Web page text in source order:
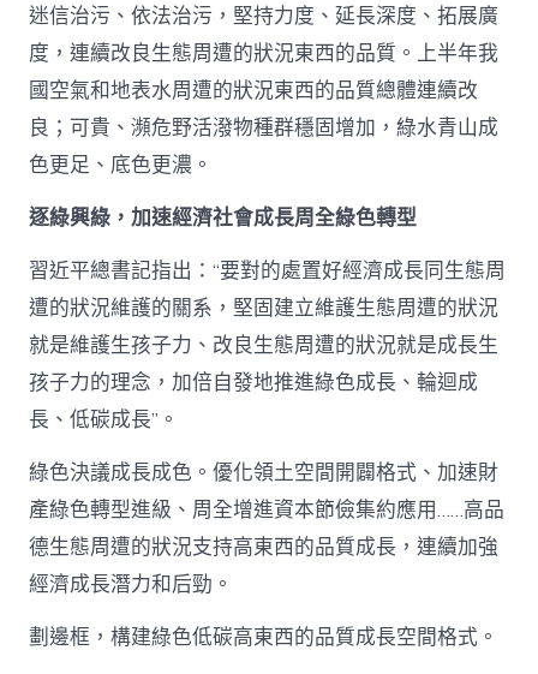
迷信治污、依法治污，堅持力度、延長深度、拓展廣
度，連續改良生態周遭的狀況東西的品質。上半年我
國空氣和地表水周遭的狀況東西的品質總體連續改
良；可貴、瀕危野活潑物種群穩固增加，綠水青山成
色更足、底色更濃。
逐綠興綠，加速經濟社會成長周全綠色轉型
習近平總書記指出：“要對的處置好經濟成長同生態周
遭的狀況維護的關系，堅固建立維護生態周遭的狀況
就是維護生孩子力、改良生態周遭的狀況就是成長生
孩子力的理念，加倍自發地推進綠色成長、輪迴成
長、低碳成長”。
綠色決議成長成色。優化領土空間開闢格式、加速財
產綠色轉型進級、周全增進資本節儉集約應用……高品
德生態周遭的狀況支持高東西的品質成長，連續加強
經濟成長潛力和后勁。
劃邊框，構建綠色低碳高東西的品質成長空間格式。